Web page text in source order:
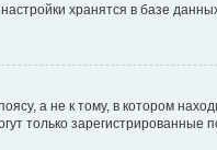
хранятся в базе
а не к тому, в котором
только